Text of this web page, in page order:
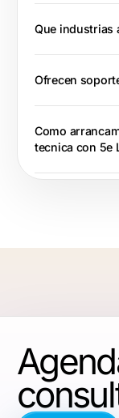
Que industrias
Ofrecen
Como
tecnica con 5e